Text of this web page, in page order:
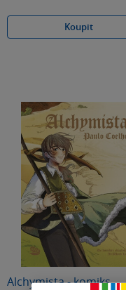
Koupit
Alchymista - komiks